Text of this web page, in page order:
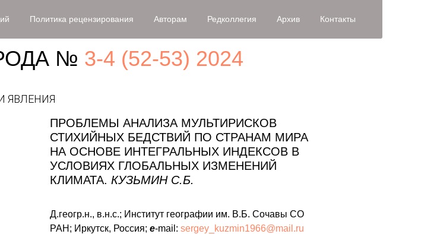
Политика рецензирования Авторам Редколлегия Архив Контакты
№ 3-4 (52-53) 2024
ЯВЛЕНИЯ
ПРОБЛЕМЫ АНАЛИЗА МУЛЬТИРИСКОВ
СТИХИЙНЫХ БЕДСТВИЙ ПО СТРАНАМ МИРА
НА ОСНОВЕ ИНТЕГРАЛЬНЫХ ИНДЕКСОВ В
УСЛОВИЯХ ГЛОБАЛЬНЫХ ИЗМЕНЕНИЙ
КЛИМАТА. КУЗЬМИН С.Б.
Д.геогр.н., в.н.с.; Институт географии им. В.Б. Сочавы СО
РАН; Иркутск, Россия; e-mail: sergey_kuzmin1966@mail.ru